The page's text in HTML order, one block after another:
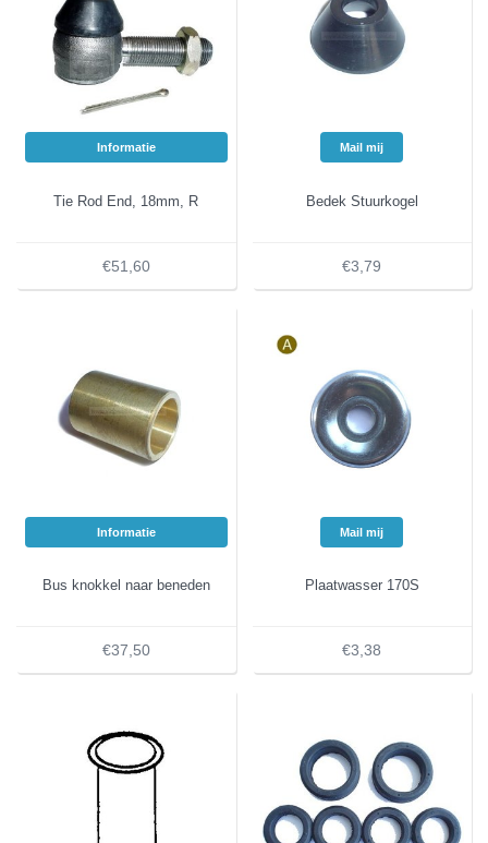
Informatie
Tie Rod End, 18mm, R
€51,60
Mail mij
Bedek Stuurkogel
€3,79
Informatie
Bus knokkel naar beneden
€37,50
Mail mij
Plaatwasser 170S
€3,38